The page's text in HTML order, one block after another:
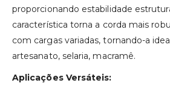
proporcionando estabilidade
característica torna a corda mais
com cargas variadas, tornando-a
artesanato, selaria, macramê.
Aplicações Versáteis: